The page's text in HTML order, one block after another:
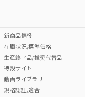
Cr(VI)
新商品情報
在庫状況/標準価格
生産終了品/推奨代替品
特設サイト
動画ライブラリ
規格認証/適合